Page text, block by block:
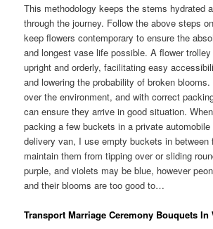
This methodology keeps the stems hydrated
through the journey. Follow the above steps
keep flowers contemporary to ensure the
and longest vase life possible. A flower
upright and orderly, facilitating easy
and lowering the probability of broken
over the environment, and with correct
can ensure they arrive in good situation.
packing a few buckets in a private
delivery van, I use empty buckets in between
maintain them from tipping over or sliding
purple, and violets may be blue, however
and their blooms are too good to…
Transport Marriage Ceremony Bouquets In